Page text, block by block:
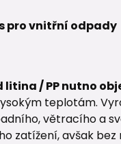
pro vnitřní odpady
litina / PP nutno
teplotám.
větracího a
zatížení, avšak bez